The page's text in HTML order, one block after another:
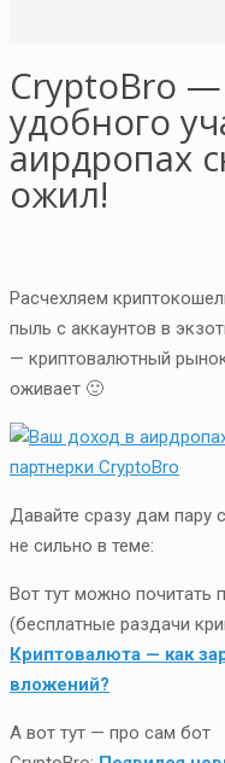
CryptoBro —
удобного
аирдропах
ожил!
Расчехляем
пыль с аккаунтов в
— криптовалютный
оживает 🙂
Давайте сразу дам пару
не сильно в теме:
Вот тут можно почитать
(бесплатные раздачи
Криптовалюта — как
вложений?
А вот тут — про сам бот